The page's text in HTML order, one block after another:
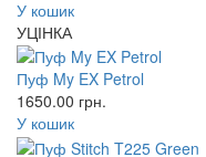
У кошик
УЦІНКА
Пуф My EX Petrol
1650.00 грн.
У кошик